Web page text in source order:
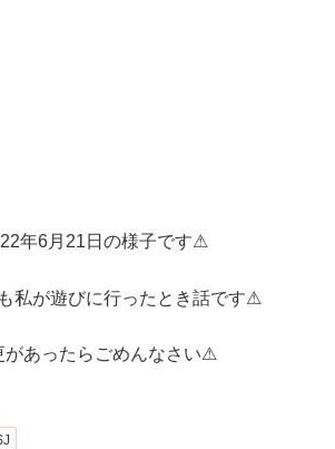
年6月21日の様子です⚠
私が遊びに行ったとき話です⚠
あったらごめんなさい⚠